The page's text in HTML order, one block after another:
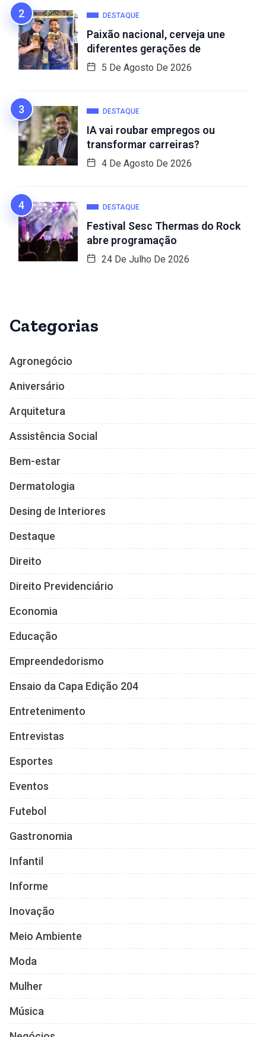
DESTAQUE
Paixão nacional, cerveja une
diferentes gerações de
5 De Agosto De 2026
DESTAQUE
IA vai roubar empregos ou
transformar carreiras?
4 De Agosto De 2026
DESTAQUE
Festival Sesc Thermas do Rock
abre programação
24 De Julho De 2026
Categorias
Agronegócio
Aniversário
Arquitetura
Assistência Social
Bem-estar
Dermatologia
Desing de Interiores
Destaque
Direito
Direito Previdenciário
Economia
Educação
Empreendedorismo
Ensaio da Capa Edição 204
Entretenimento
Entrevistas
Esportes
Eventos
Futebol
Gastronomia
Infantil
Informe
Inovação
Meio Ambiente
Moda
Mulher
Música